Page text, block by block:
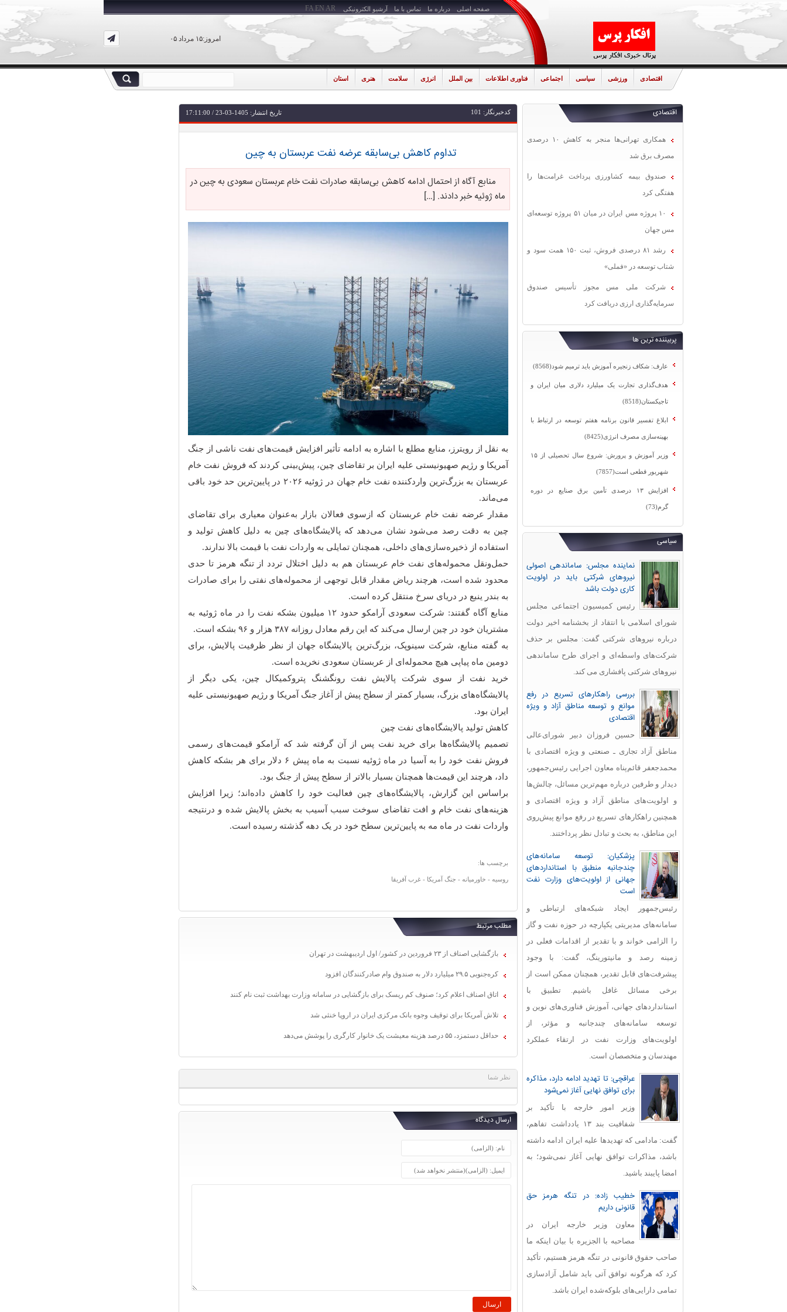
صفحه اصلی درباره ما تماس با ما آرشیو الکترونیکی
امروز:۱۵ مرداد ۰۵
FA EN AR
اقتصادی ورزشی سیاسی اجتماعی فناوری اطلاعات بین الملل انرژی سلامت هنری استان
اقتصادی
همکاری تهرانی‌ها منجر به کاهش ۱۰ درصدی
مصرف برق شد
صندوق بیمه کشاورزی پرداخت غرامت‌ها را
هفتگی کرد
۱۰ پروژه مس ایران در میان ۵۱ پروژه توسعه‌ای
مس جهان
رشد ۸۱ درصدی فروش، ثبت ۱۵۰ همت سود و
شتاب توسعه در «فملی»
شرکت ملی مس مجوز تأسیس صندوق
سرمایه‌گذاری ارزی دریافت کرد
پربیننده ترین ها
عارف: شکاف زنجیره آموزش باید ترمیم شود(8568)
هدف‌گذاری تجارت یک میلیارد دلاری میان ایران و
تاجیکستان(8518)
ابلاغ تفسیر قانون برنامه هفتم توسعه در ارتباط با
بهینه‌سازی مصرف انرژی(8425)
وزیر آموزش و پرورش: شروع سال تحصیلی از ۱۵
شهریور قطعی است(7857)
افزایش ۱۳ درصدی تأمین برق صنایع در دوره
گرم(73)
سیاسی
نماینده مجلس: ساماندهی اصولی
نیروهای شرکتی باید در اولویت
کاری دولت باشد
رئیس کمیسیون اجتماعی مجلس
شورای اسلامی با انتقاد از بخشنامه اخیر دولت
درباره نیروهای شرکتی گفت: مجلس بر حذف
شرکت‌های واسطه‌ای و اجرای طرح ساماندهی
نیروهای شرکتی پافشاری می کند.
بررسی راهکارهای تسریع در رفع
موانع و توسعه مناطق آزاد و ویژه
اقتصادی
حسین فروزان دبیر شورای‌عالی
مناطق آزاد تجاری ـ صنعتی و ویژه اقتصادی با
محمدجعفر قائم‌پناه معاون اجرایی رئیس‌جمهور،
دیدار و طرفین درباره مهم‌ترین مسائل، چالش‌ها
و اولویت‌های مناطق آزاد و ویژه اقتصادی و
همچنین راهکارهای تسریع در رفع موانع پیش‌روی
این مناطق، به بحث و تبادل نظر پرداختند.
پزشکیان: توسعه سامانه‌های
چندجانبه منطبق با استانداردهای
جهانی از اولویت‌های وزارت نفت
است
رئیس‌جمهور ایجاد شبکه‌های ارتباطی و
سامانه‌های مدیریتی یکپارچه در حوزه نفت و گاز
را الزامی خواند و با تقدیر از اقدامات فعلی در
زمینه رصد و مانیتورینگ، گفت: با وجود
پیشرفت‌های قابل‌ تقدیر، همچنان ممکن است از
برخی مسائل غافل باشیم. تطبیق با
استانداردهای جهانی، آموزش فناوری‌های نوین و
توسعه سامانه‌های چندجانبه و مؤثر، از
اولویت‌های وزارت نفت در ارتقاء عملکرد
مهندسان و متخصصان است.
عراقچی: تا تهدید ادامه دارد، مذاکره
برای توافق نهایی آغاز نمی‌شود
وزیر امور خارجه با تأکید بر
شفافیت بند ۱۳ یادداشت تفاهم،
گفت: مادامی که تهدیدها علیه ایران ادامه داشته
باشد، مذاکرات توافق نهایی آغاز نمی‌شود؛ به
امضا پایبند باشید.
خطیب زاده: در تنگه هرمز حق
قانونی داریم
معاون وزیر خارجه ایران در
مصاحبه با الجزیره با بیان اینکه ما
صاحب حقوق قانونی در تنگه هرمز هستیم، تأکید
کرد که هرگونه توافق آتی باید شامل آزادسازی
تمامی دارایی‌های بلوکه‌شده ایران باشد.
کدخبرنگار: 101 تاریخ انتشار: 1405-03-23 / 17:11:00
تداوم کاهش بی‌سابقه عرضه نفت عربستان به چین
منابع آگاه از احتمال ادامه کاهش بی‌سابقه صادرات نفت خام عربستان سعودی به چین در
ماه ژوئیه خبر دادند. […]
به نقل از رویترز، منابع مطلع با اشاره به ادامه تأثیر افزایش قیمت‌های نفت ناشی از جنگ
آمریکا و رژیم صهیونیستی علیه ایران بر تقاضای چین، پیش‌بینی کردند که فروش نفت خام
عربستان به بزرگ‌ترین واردکننده نفت خام جهان در ژوئیه ۲۰۲۶ در پایین‌ترین حد خود باقی
می‌ماند.
مقدار عرضه نفت خام عربستان که ازسوی فعالان بازار به‌عنوان معیاری برای تقاضای
چین به دقت رصد می‌شود نشان می‌دهد که پالایشگاه‌های چین به دلیل کاهش تولید و
استفاده از ذخیره‌سازی‌های داخلی، همچنان تمایلی به واردات نفت با قیمت بالا ندارند.
حمل‌ونقل محموله‌های نفت خام عربستان هم به‌ دلیل اختلال تردد از تنگه هرمز تا حدی
محدود شده است، هرچند ریاض مقدار قابل ‌توجهی از محموله‌های نفتی را برای صادرات
به بندر ینبع در دریای سرخ منتقل کرده است.
منابع آگاه گفتند: شرکت سعودی آرامکو حدود ۱۲ میلیون بشکه نفت را در ماه ژوئیه به
مشتریان خود در چین ارسال می‌کند که این رقم معادل روزانه ۳۸۷ هزار و ۹۶ بشکه است.
به گفته منابع، شرکت سینوپک، بزرگ‌ترین پالایشگاه جهان از نظر ظرفیت پالایش، برای
دومین ماه پیاپی هیچ محموله‌ای از عربستان سعودی نخریده است.
خرید نفت از سوی شرکت پالایش نفت رونگشنگ پتروکمیکال چین، یکی دیگر از
پالایشگاه‌های بزرگ، بسیار کمتر از سطح پیش از آغاز جنگ آمریکا و رژیم صهیونیستی علیه
ایران بود.
کاهش تولید پالایشگاه‌های نفت چین
تصمیم‌ پالایشگاه‌ها برای خرید نفت پس از آن گرفته شد که آرامکو قیمت‌های رسمی
فروش نفت خود را به آسیا در ماه ژوئیه نسبت به ماه پیش ۶ دلار برای هر بشکه کاهش
داد، هرچند این قیمت‌ها همچنان بسیار بالاتر از سطح پیش از جنگ بود.
براساس این گزارش، پالایشگاه‌های چین فعالیت خود را کاهش داده‌اند؛ زیرا افزایش
هزینه‌های نفت خام و افت تقاضای سوخت سبب آسیب به بخش پالایش شده و درنتیجه
واردات نفت در ماه مه به پایین‌ترین سطح خود در یک دهه گذشته رسیده است.
برچسب ها:
روسیه - خاورمیانه - جنگ آمریکا - غرب آفریقا
مطلب مرتبط
بازگشایی اصناف از ۲۳ فروردین در کشور/ اول اردیبهشت در تهران
کره‌جنوبی ۲۹.۵ میلیارد دلار به صندوق وام صادرکنندگان افزود
اتاق اصناف اعلام کرد؛ صنوف کم ریسک برای بازگشایی در سامانه وزارت بهداشت ثبت نام کنند
تلاش آمریکا برای توقیف وجوه بانک مرکزی ایران در اروپا خنثی شد
حداقل دستمزد، ۵۵ درصد هزینه معیشت یک خانوار کارگری را پوشش می‌دهد
نظر شما
ارسال دیدگاه